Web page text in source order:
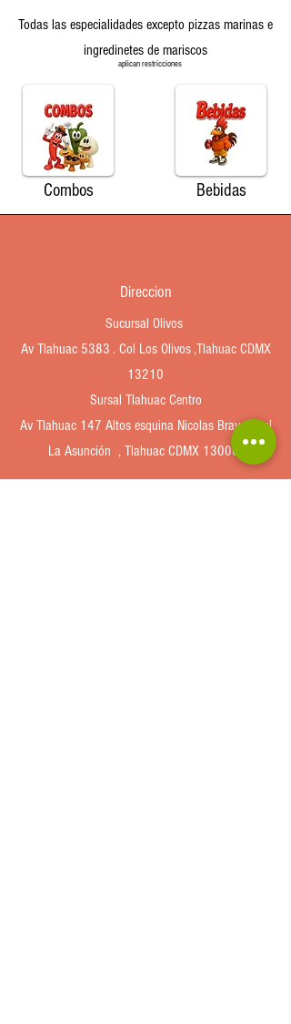
Todas las especialidades excepto pizzas marinas e
ingredinetes de mariscos
aplican restricciones
Combos Bebidas
Direccion
Sucursal Olivos
Av Tlahuac 5383 . Col Los Olivos ,Tlahuac CDMX
13210
Sursal Tlahuac Centro
Av Tlahuac 147 Altos esquina Nicolas Bravo , Col
La Asunción , Tlahuac CDMX 13000